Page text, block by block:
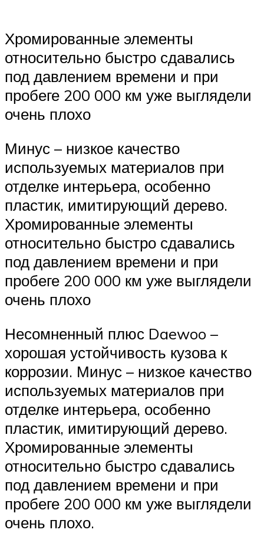
Хромированные элементы
относительно быстро сдавались
под давлением времени и при
пробеге 200 000 км уже выглядели
очень плохо
Минус – низкое качество
используемых материалов при
отделке интерьера, особенно
пластик, имитирующий дерево.
Хромированные элементы
относительно быстро сдавались
под давлением времени и при
пробеге 200 000 км уже выглядели
очень плохо
Несомненный плюс Daewoo –
хорошая устойчивость кузова к
коррозии. Минус – низкое качество
используемых материалов при
отделке интерьера, особенно
пластик, имитирующий дерево.
Хромированные элементы
относительно быстро сдавались
под давлением времени и при
пробеге 200 000 км уже выглядели
очень плохо.